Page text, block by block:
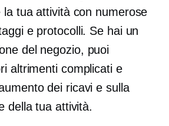
la tua attività con numerose
e protocolli. Se hai un
del negozio, puoi
altrimenti complicati e
dei ricavi e sulla
della tua attività.